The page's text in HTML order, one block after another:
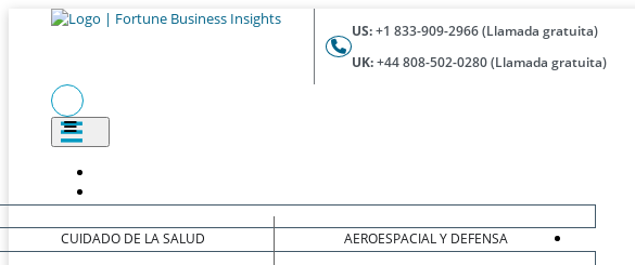
US:+1 833-909-2966 (Llamada gratuita)
UK:+44 808-502-0280 (Llamada gratuita)
CUIDADO DE LA SALUD AEROESPACIAL Y DEFENSA